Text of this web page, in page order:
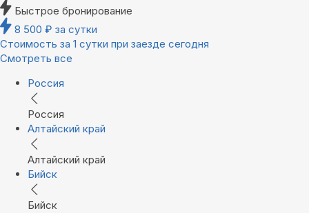
Быстрое бронирование
8 500 ₽ за сутки
Стоимость за 1 сутки при заезде сегодня
Смотреть все
Россия
Россия
Алтайский край
Алтайский край
Бийск
Бийск